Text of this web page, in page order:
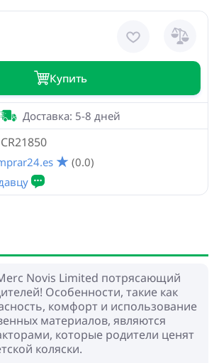
Купить
CR21850
Доставка: 5-8 дней
(0.0)
Novis Limited потрясающий
Особенности, такие как
комфорт и использование
материалов, являются
которые родители ценят
коляски.